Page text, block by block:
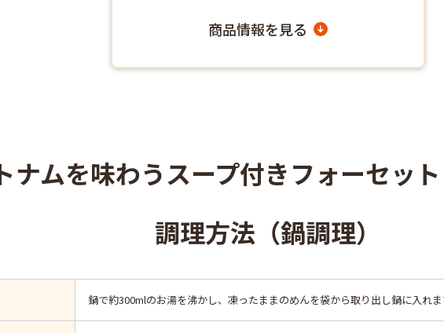
商品情報を見る
ナムを味わうスープ付きフォーセット
調理方法（鍋調理）
鍋で約300mlのお湯を沸かし、凍ったままのめんを袋から取り出し鍋に入れま